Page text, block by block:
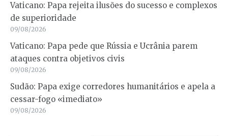
Vaticano: Papa rejeita ilusões do sucesso e complexos
de superioridade
09/08/2026
Vaticano: Papa pede que Rússia e Ucrânia parem
ataques contra objetivos civis
09/08/2026
Sudão: Papa exige corredores humanitários e apela a
cessar-fogo «imediato»
09/08/2026